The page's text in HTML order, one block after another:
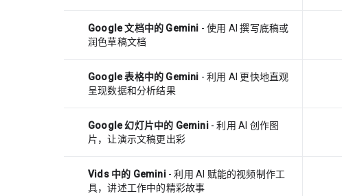
Google 文档中的 Gemini - 使用 AI 撰写底稿或
润色草稿文档
Google 表格中的 Gemini - 利用 AI 更快地直观
呈现数据和分析结果
Google 幻灯片中的 Gemini- 利用 AI 创作图
片，让演示文稿更出彩
Vids 中的 Gemini- 利用 AI 赋能的视频制作工
具，讲述工作中的精彩故事